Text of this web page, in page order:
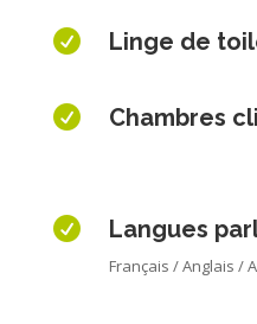
 Linge de
 Chambres
 Langues
Français / Anglais /